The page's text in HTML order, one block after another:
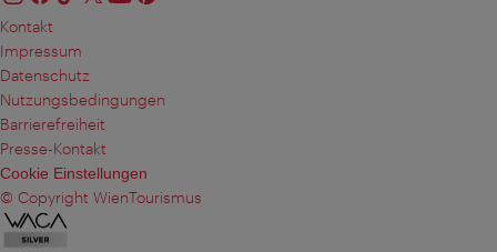
Kontakt
Impressum
Datenschutz
Nutzungsbedingungen
Barrierefreiheit
Presse-Kontakt
Cookie Einstellungen
© Copyright WienTourismus